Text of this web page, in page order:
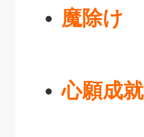
魔除け
心願成就